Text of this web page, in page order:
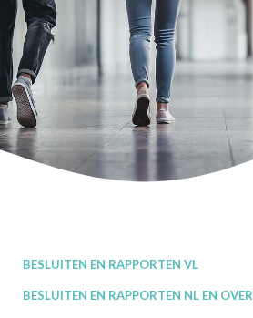
BESLUITEN EN RAPPORTEN VL
BESLUITEN EN RAPPORTEN NL EN